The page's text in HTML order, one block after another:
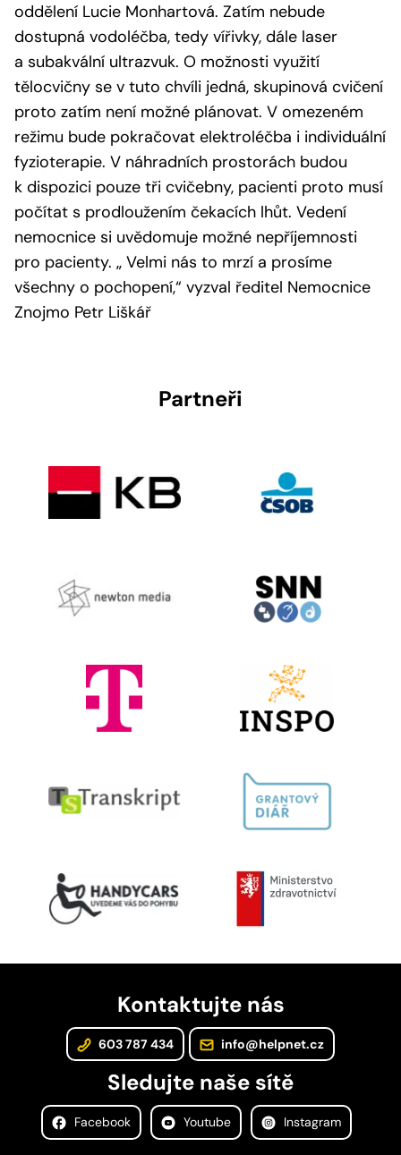
oddělení Lucie Monhartová. Zatím nebude
dostupná vodoléčba, tedy vířivky, dále laser
a subakvální ultrazvuk. O možnosti využití
tělocvičny se v tuto chvíli jedná, skupinová cvičení
proto zatím není možné plánovat. V omezeném
režimu bude pokračovat elektroléčba i individuální
fyzioterapie. V náhradních prostorách budou
k dispozici pouze tři cvičebny, pacienti proto musí
počítat s prodloužením čekacích lhůt. Vedení
nemocnice si uvědomuje možné nepříjemnosti
pro pacienty. „ Velmi nás to mrzí a prosíme
všechny o pochopení,“ vyzval ředitel Nemocnice
Znojmo Petr Liškář
Partneři
Kontaktujte nás
603 787 434 info@helpnet.cz
Sledujte naše sítě
Facebook Youtube Instagram